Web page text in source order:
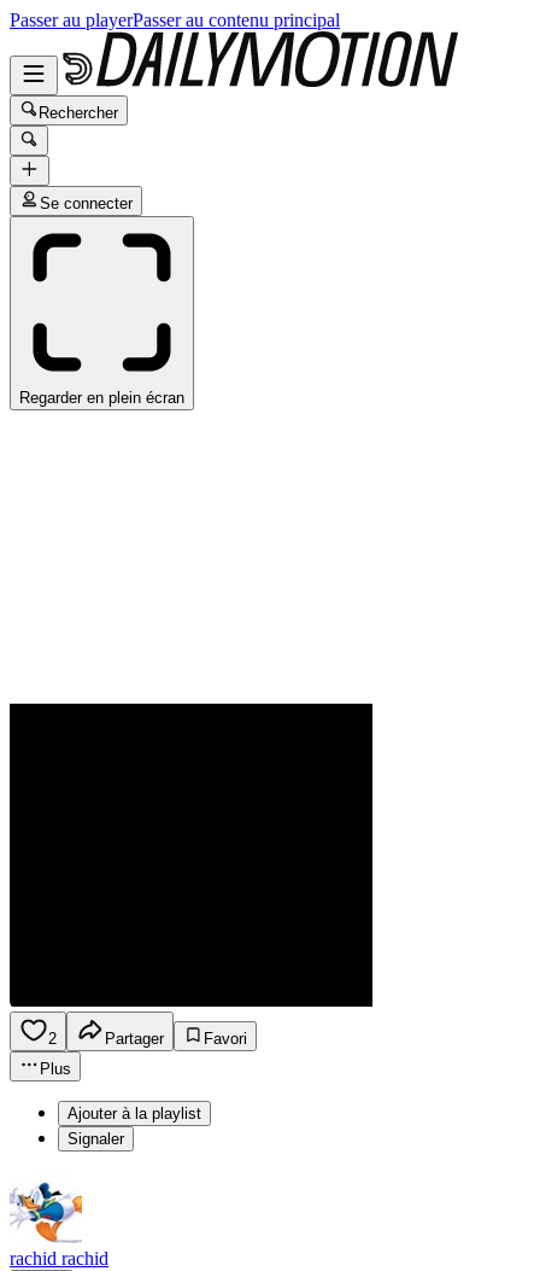
Passer au playerPasser au contenu principal
Rechercher
Se connecter
Regarder en plein écran
2 Partager
Favori
Plus
Ajouter à la playlist
Signaler
rachid rachid